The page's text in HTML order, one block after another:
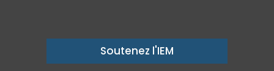
Soutenez l'IEM